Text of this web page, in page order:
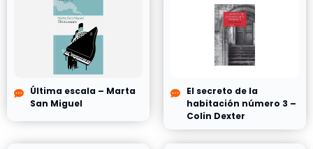
Última escala – Marta
San Miguel
El secreto de la
habitación número 3 –
Colin Dexter